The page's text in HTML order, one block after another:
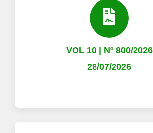
VOL 10 | Nº 800/2026
28/07/2026